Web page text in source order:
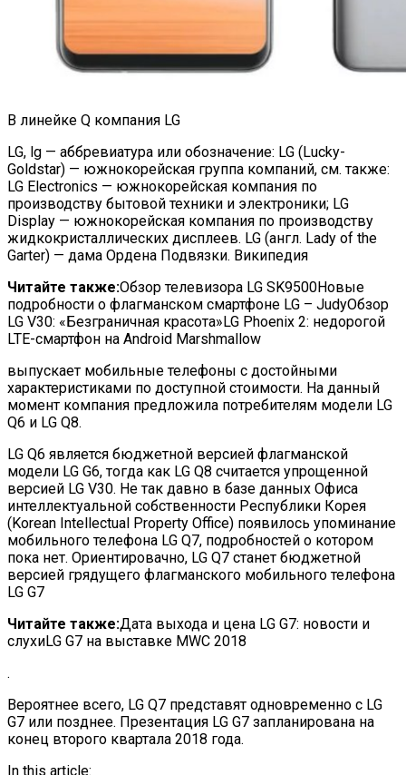
В линейке Q компания LG
LG, lg — аббревиатура или обозначение: LG (Lucky-
Goldstar) — южнокорейская группа компаний, см. также:
LG Electronics — южнокорейская компания по
производству бытовой техники и электроники; LG
Display — южнокорейская компания по производству
жидкокристаллических дисплеев. LG (англ. Lady of the
Garter) — дама Ордена Подвязки. Википедия
Читайте также:Обзор телевизора LG SK9500Новые
подробности о флагманском смартфоне LG – JudyОбзор
LG V30: «Безграничная красота»LG Phoenix 2: недорогой
LTE-смартфон на Android Marshmallow
выпускает мобильные телефоны с достойными
характеристиками по доступной стоимости. На данный
момент компания предложила потребителям модели LG
Q6 и LG Q8.
LG Q6 является бюджетной версией флагманской
модели LG G6, тогда как LG Q8 считается упрощенной
версией LG V30. Не так давно в базе данных Офиса
интеллектуальной собственности Республики Корея
(Korean Intellectual Property Office) появилось упоминание
мобильного телефона LG Q7, подробностей о котором
пока нет. Ориентировачно, LG Q7 станет бюджетной
версией грядущего флагманского мобильного телефона
LG G7
Читайте также:Дата выхода и цена LG G7: новости и
слухиLG G7 на выставке MWC 2018
.
Вероятнее всего, LG Q7 представят одновременно с LG
G7 или позднее. Презентация LG G7 запланирована на
конец второго квартала 2018 года.
In this article: